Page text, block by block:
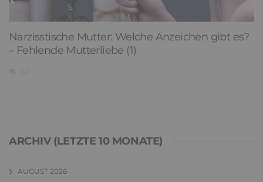
Narzisstische Mutter: Welche Anzeichen gibt es?
– Fehlende Mutterliebe (1)
ARCHIV (LETZTE 10 MONATE)
AUGUST 2026